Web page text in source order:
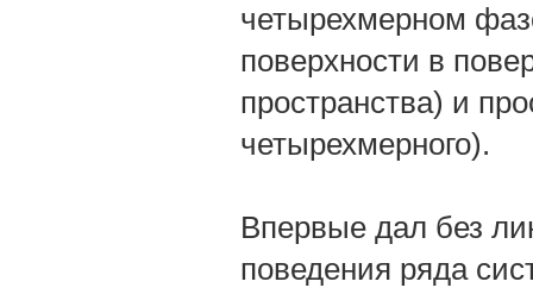
четырехмерном
поверхности в
пространства) и
четырехмерного).
Впервые дал без
поведения ряда